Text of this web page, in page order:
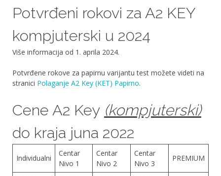
Potvrđeni rokovi za A2 KEY
kompjuterski u 2024
Više informacija od 1. aprila 2024.
Potvrđene rokove za papirnu varijantu test možete videti na
stranici Polaganje A2 Key (KET) Papirno.
Cene A2 Key (kompjuterski)
do kraja juna 2022
Individualni
Centar
Nivo 1
Centar
Nivo 2
Centar
Nivo 3
PREMIUM